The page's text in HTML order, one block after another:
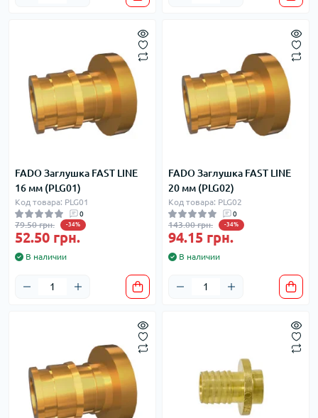
FADO Заглушка FAST LINE
16 мм (PLG01)
Код товара: PLG01
0
79.50 грн. -34%
52.50 грн.
В наличии
FADO Заглушка FAST LINE
20 мм (PLG02)
Код товара: PLG02
0
143.00 грн. -34%
94.15 грн.
В наличии